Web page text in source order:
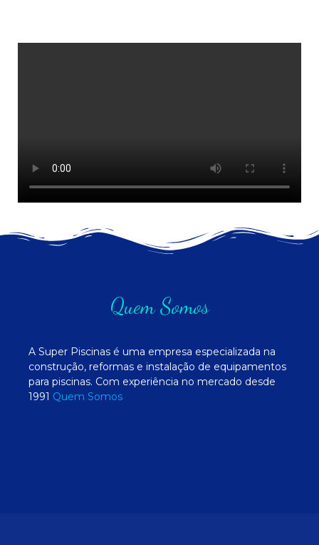
Quem Somos
A Super Piscinas é uma empresa especializada na
construção, reformas e instalação de equipamentos
para piscinas. Com experiência no mercado desde
1991 Quem Somos